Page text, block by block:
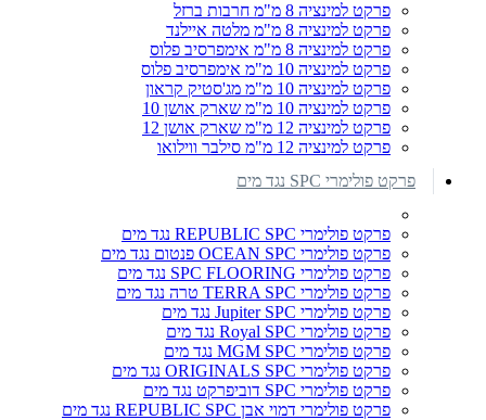
פרקט למינציה 8 מ"מ חרבות ברזל
פרקט למינציה 8 מ"מ מלטה איילנד
פרקט למינציה 8 מ"מ אימפרסיב פלוס
פרקט למינציה 10 מ"מ אימפרסיב פלוס
פרקט למינציה 10 מ"מ מג'סטיק קראון
פרקט למינציה 10 מ"מ שארק אושן 10
פרקט למינציה 12 מ"מ שארק אושן 12
פרקט למינציה 12 מ"מ סילבר ווילואו
פרקט פולימרי SPC נגד מים
פרקט פולימרי REPUBLIC SPC נגד מים
פרקט פולימרי OCEAN SPC פנטום נגד מים
פרקט פולימרי SPC FLOORING נגד מים
פרקט פולימרי TERRA SPC טרה נגד מים
פרקט פולימרי Jupiter SPC נגד מים
פרקט פולימרי Royal SPC נגד מים
פרקט פולימרי MGM SPC נגד מים
פרקט פולימרי ORIGINALS SPC נגד מים
פרקט פולימרי SPC דוביפרקט נגד מים
פרקט פולימרי דמוי אבן REPUBLIC SPC נגד מים